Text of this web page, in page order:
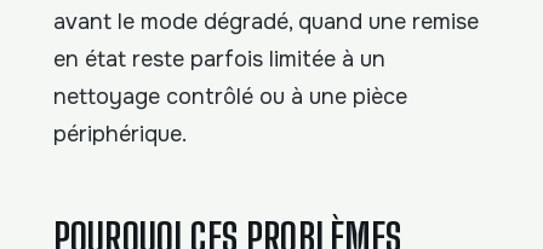
avant le mode dégradé, quand une remise
en état reste parfois limitée à un
nettoyage contrôlé ou à une pièce
périphérique.
POURQUOI CES PROBLÈMES